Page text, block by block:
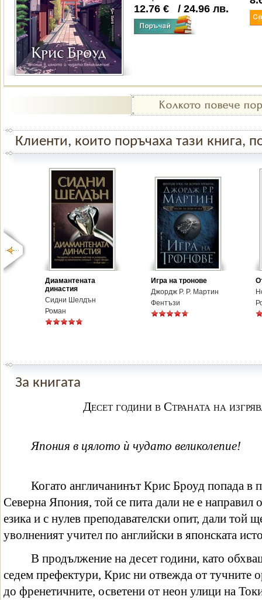
12.76 € / 24.96 лв.
Клиенти, които поръчаха тази книга,
Диамантената
династия
Сидни Шелдън
Роман
Игра на тронове
Джордж Р. Р. Мартин
Фентъзи
За книгата
Десет години в Страната на
Япония в цялото ѝ чудато великолепие!
Когато англичанинът Крис Броуд попада в
Северна Япония, той се пита дали не е направил
езика и с нулев преподавателски опит, дали той
уволненият учител по английски в японската
В продължение на десет години, като
седем префектури, Крис ни отвежда от тучните
до френетичните, осветени от неон улици на